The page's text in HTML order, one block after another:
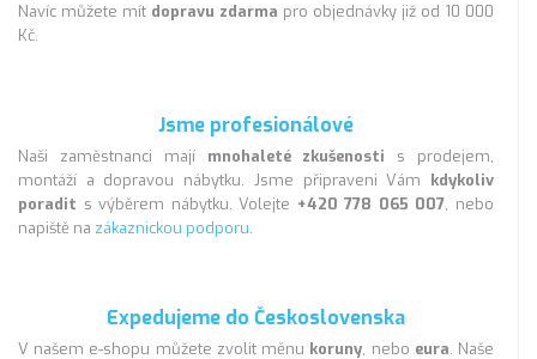
Navíc můžete mít dopravu zdarma pro objednávky již od 10 000
Kč.
Jsme profesionálové
Naši zaměstnanci mají mnohaleté zkušenosti s prodejem,
montáží a dopravou nábytku. Jsme připraveni Vám kdykoliv
poradit s výběrem nábytku. Volejte +420 778 065 007, nebo
napiště na zákaznickou podporu.
Expedujeme do Československa
V našem e-shopu můžete zvolit měnu koruny, nebo eura. Naše